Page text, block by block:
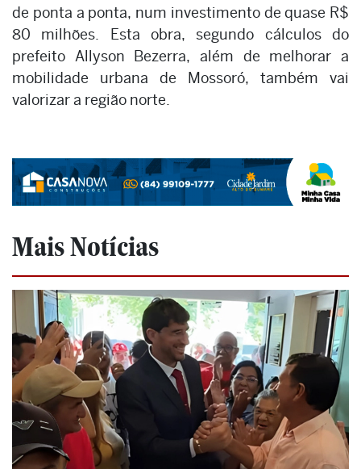
de ponta a ponta, num investimento de quase R$
80 milhões. Esta obra, segundo cálculos do
prefeito Allyson Bezerra, além de melhorar a
mobilidade urbana de Mossoró, também vai
valorizar a região norte.
Mais Notícias